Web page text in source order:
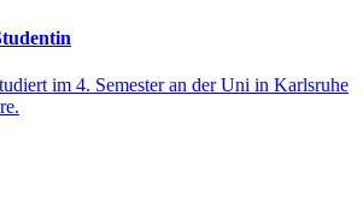
im 4. Semester an der Uni in Karlsruhe